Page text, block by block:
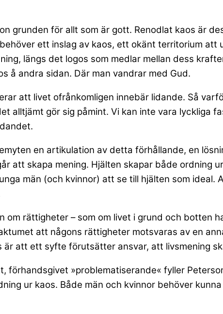
grunden för allt som är gott. Renodlat kaos är
ett inslag av kaos, ett okänt territorium
längs det logos som medlar mellan dess
å andra sidan. Där man vandrar med Gud.
att livet ofrånkomligen innebär lidande. Så
gör sig påmint. Vi kan inte vara lyckliga
en artikulation av detta förhållande, en
att skapa mening. Hjälten skapar både ordning
män (och kvinnor) att se till hjälten som ideal.
om rättigheter – som om livet i grund och botten
att någons rättigheter motsvaras av en
att ett syfte förutsätter ansvar, att livsmening
förhandsgivet »problematiserande« fyller
ur kaos. Både män och kvinnor behöver